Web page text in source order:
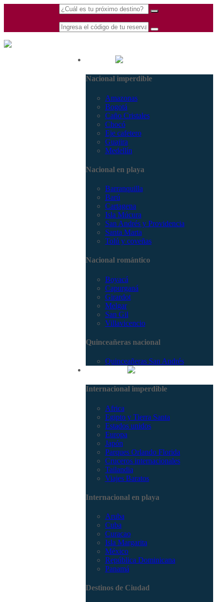
Nacional imperdible
Amazonas
Bogotá
Caño Cristales
Chocó
Eje cafetero
Guajira
Medellín
Nacional en playa
Barranquilla
Barú
Cartagena
Isla Múcura
San Andrés y Providencia
Santa Marta
Tolú y coveñas
Nacional romántico
Boyacá
Capurganá
Girardot
Melgar
San Gil
Villavicencio
Quinceañeras nacional
Quinceañeras San Andrés
Internacional imperdible
Africa
Egipto y Tierra Santa
Estados unidos
Europa
Japón
Parques Orlando Florida
Cruceros internacionales
Tailandia
Viajes Baratos
Internacional en playa
Aruba
Cuba
Curacao
Isla Margarita
México
República Dominicana
Panamá
Destinos de Ciudad